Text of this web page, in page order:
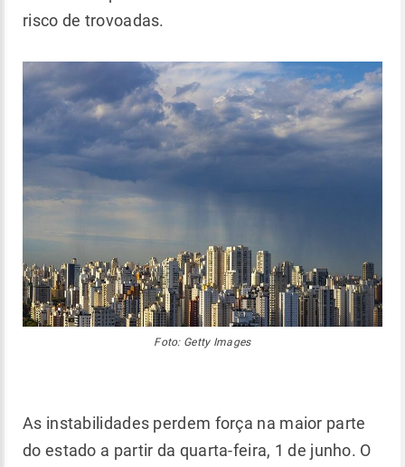
risco de trovoadas.
Foto: Getty Images
As instabilidades perdem força na maior parte
do estado a partir da quarta-feira, 1 de junho. O